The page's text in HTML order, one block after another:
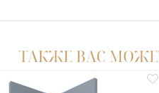
ТАКЖЕ ВАС